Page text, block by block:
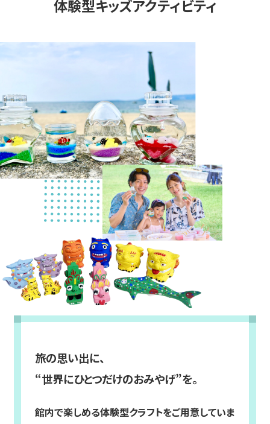
体験型キッズアクティビティ
旅の思い出に、
“世界にひとつだけのおみやげ”を。
館内で楽しめる体験型クラフトをご用意していま